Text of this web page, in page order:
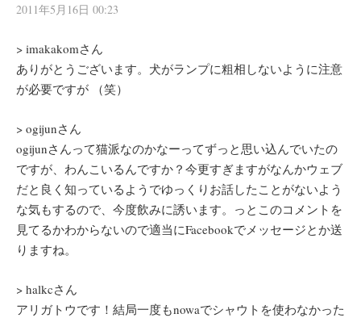
2011年5月16日 00:23
> imakakomさん
ありがとうございます。犬がランプに粗相しないように注意
が必要ですが （笑）
> ogijunさん
ogijunさんって猫派なのかなーってずっと思い込んでいたの
ですが、わんこいるんですか？今更すぎますがなんかウェブ
だと良く知っているようでゆっくりお話したことがないよう
な気もするので、今度飲みに誘います。っとこのコメントを
見てるかわからないので適当にFacebookでメッセージとか送
りますね。
> halkcさん
アリガトウです！結局一度もnowaでシャウトを使わなかった